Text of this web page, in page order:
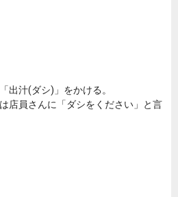
出汁(ダシ)」をかける。
店員さんに「ダシをください」と言